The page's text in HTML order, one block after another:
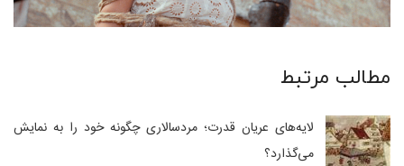
مطالب مرتبط
لایه‌های عریان قدرت؛ مردسالاری چگونه خود را به نمایش
می‌گذارد؟